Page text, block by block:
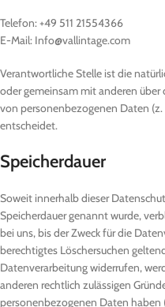
Telefon: +49 511 21554366
E-Mail: Info@vallintage.com
Verantwortliche Stelle ist die
oder gemeinsam mit anderen über
von personenbezogenen Daten
entscheidet.
Speicherdauer
Soweit innerhalb dieser
Speicherdauer genannt wurde,
bei uns, bis der Zweck für die
berechtigtes Löschersuchen
Datenverarbeitung widerrufen,
anderen rechtlich zulässigen
personenbezogenen Daten haben